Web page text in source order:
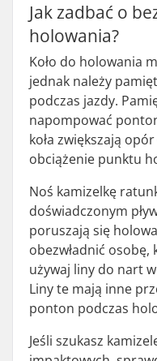
Jak zadbać o
holowania?
Koło do holowania
jednak należy
podczas jazdy.
napompować
koła zwiększają
obciążenie punktu
Noś kamizelkę
doświadczonym
poruszają się
obezwładnić
używaj liny do nart
Liny te mają inne
ponton podczas
Jeśli szukasz